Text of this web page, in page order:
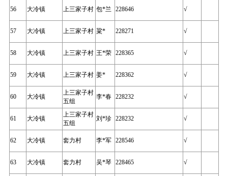
56 大冷镇 上三家子村 包*兰 228646 √
57 大冷镇 上三家子村 粱* 228271 √
58 大冷镇 上三家子村 王*荣 228365 √
59 大冷镇 上三家子村 姜* 228362 √
60 大冷镇
上三家子村
五组
李*春 228232 √
61 大冷镇
上三家子村
五组
刘*珍 228232 √
62 大冷镇 套力村 李*军 228546 √
63 大冷镇 套力村 吴*琴 228465 √